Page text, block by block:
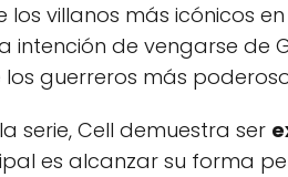
los villanos más icónicos
intención de vengarse de
guerreros más
serie, Cell demuestra ser
es alcanzar su forma